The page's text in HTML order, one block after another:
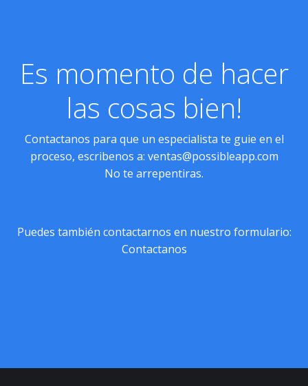
Es momento de hacer
las cosas bien!
Contactanos para que un especialista te guie en el
proceso, escribenos a: ventas@possibleapp.com
No te arrepentiras.
Puedes también contactarnos en nuestro formulario:
Contactanos